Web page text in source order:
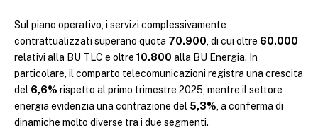
Sul piano operativo, i servizi complessivamente
contrattualizzati superano quota 70.900, di cui oltre 60.000
relativi alla BU TLC e oltre 10.800 alla BU Energia. In
particolare, il comparto telecomunicazioni registra una crescita
del 6,6% rispetto al primo trimestre 2025, mentre il settore
energia evidenzia una contrazione del 5,3%, a conferma di
dinamiche molto diverse tra i due segmenti.